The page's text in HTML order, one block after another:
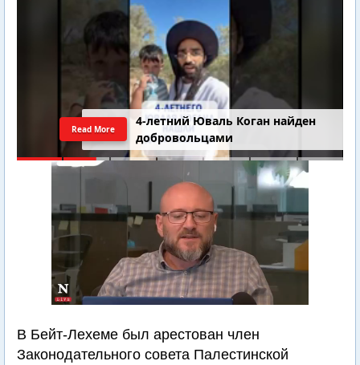
4-летний Юваль Коган найден
добровольцами
Read More
В Бейт-Лехеме был арестован член
Законодательного совета Палестинской